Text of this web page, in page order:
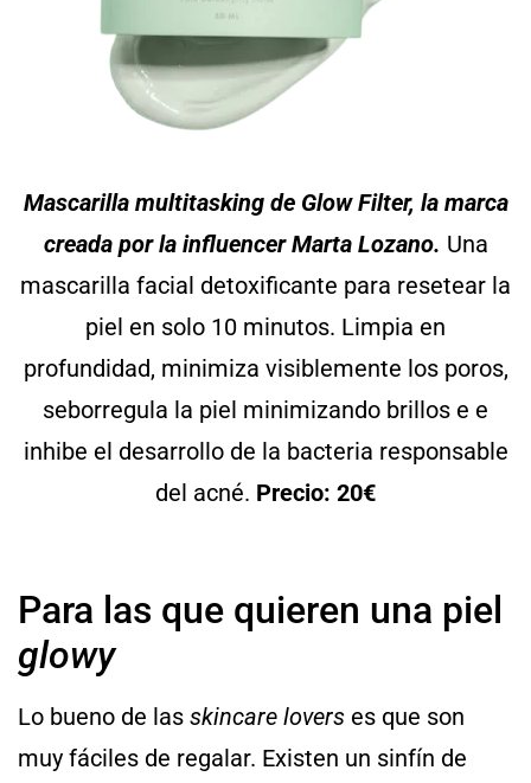
Mascarilla multitasking de Glow Filter, la marca
creada por la influencer Marta Lozano. Una
mascarilla facial detoxificante para resetear la
piel en solo 10 minutos. Limpia en
profundidad, minimiza visiblemente los poros,
seborregula la piel minimizando brillos e e
inhibe el desarrollo de la bacteria responsable
del acné. Precio: 20€
Para las que quieren una piel
glowy
Lo bueno de las skincare lovers es que son
muy fáciles de regalar. Existen un sinfín de